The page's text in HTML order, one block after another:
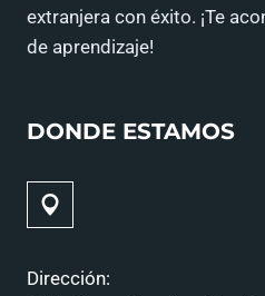
extranjera con éxito. ¡Te
de aprendizaje!
DONDE ESTAMOS
Dirección: